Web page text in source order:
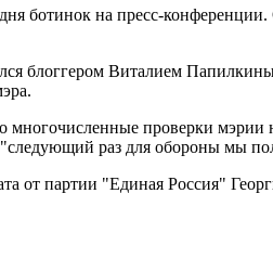
ботинок на пресс-конференции.
блоггером Виталием
проверки мэрии
раз для обороны мы
от партии "Единая Россия"